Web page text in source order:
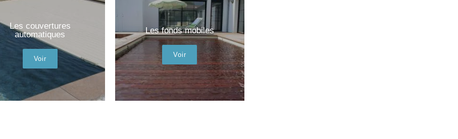
Les couvertures
automatiques
Voir
Les fonds mobiles
Voir